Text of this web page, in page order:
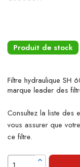
Produit de stock
Filtre hydraulique SH
marque leader des
Consultez la liste des
vous assurer que
ce filtre.